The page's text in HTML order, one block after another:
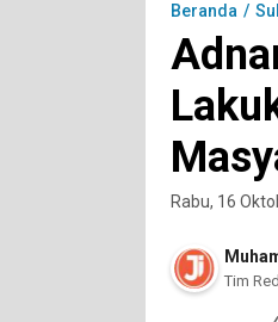
Beranda
Rabu, 16
Tim